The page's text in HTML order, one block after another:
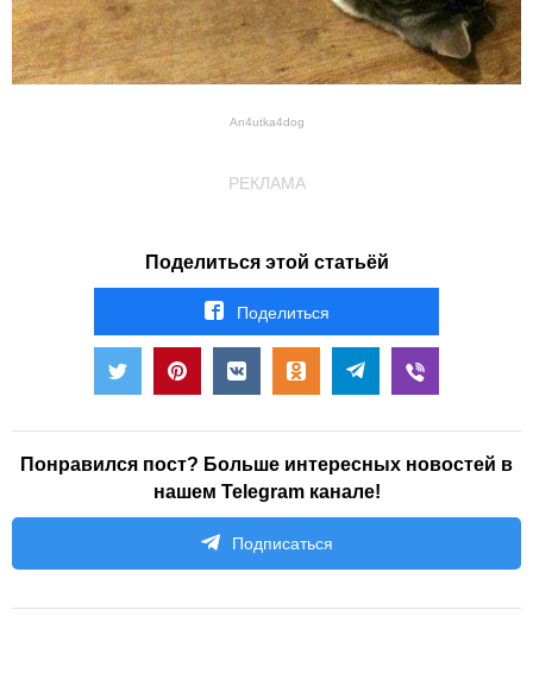
An4utka4dog
РЕКЛАМА
Поделиться этой статьёй
Поделиться
Понравился пост? Больше интересных новостей в
нашем Telegram канале!
Подписаться